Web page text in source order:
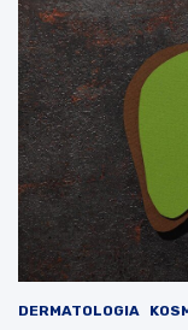
DERMATOLOGIA